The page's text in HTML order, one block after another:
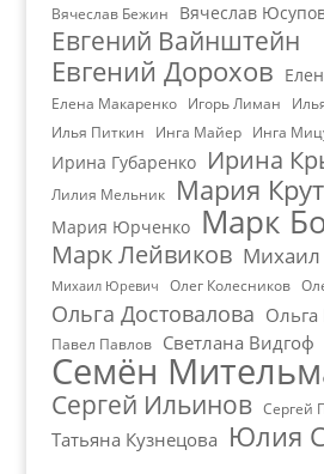
Вячеслав Бежин Вячеслав
Евгений Вайнштейн
Евгений Дорохов
Елена Макаренко Игорь Лиман
Илья Питкин
Инга Майер Инга
Ирина Губаренко Ирина
Лилия Мельник Мария
Мария Юрченко Марк
Марк Лейвиков Михаил
Михаил Юревич Олег Колесников
Ольга Достовалова
Павел Павлов Светлана Видгоф
Семён
Сергей Ильинов Сергей
Татьяна Кузнецова Юлия